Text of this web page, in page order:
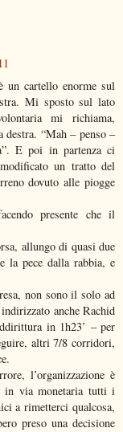
un cartello enorme sul
Mi sposto sul lato
mi richiama,
destra. “Mah – penso –
E poi in partenza ci
un tratto del
dovuto alle piogge
presente che il
allungo di quasi due
la pece dalla rabbia, e
non sono il solo ad
anche Rachid
in 1h23’ – per
altri 7/8 corridori,
l’organizzazione è
in via monetaria tutti i
a rimetterci qualcosa,
preso una decisione